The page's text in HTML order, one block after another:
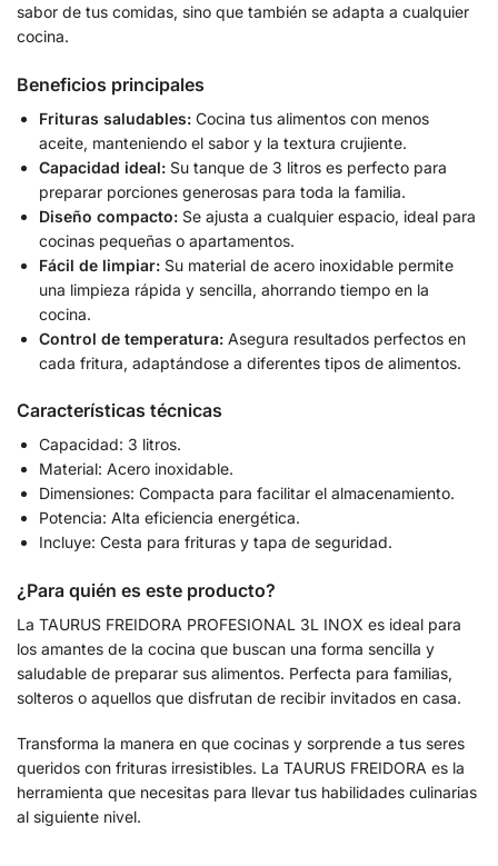
sabor de tus comidas, sino que también se adapta a cualquier
cocina.
Beneficios principales
Frituras saludables: Cocina tus alimentos con menos
aceite, manteniendo el sabor y la textura crujiente.
Capacidad ideal: Su tanque de 3 litros es perfecto para
preparar porciones generosas para toda la familia.
Diseño compacto: Se ajusta a cualquier espacio, ideal para
cocinas pequeñas o apartamentos.
Fácil de limpiar: Su material de acero inoxidable permite
una limpieza rápida y sencilla, ahorrando tiempo en la
cocina.
Control de temperatura: Asegura resultados perfectos en
cada fritura, adaptándose a diferentes tipos de alimentos.
Características técnicas
Capacidad: 3 litros.
Material: Acero inoxidable.
Dimensiones: Compacta para facilitar el almacenamiento.
Potencia: Alta eficiencia energética.
Incluye: Cesta para frituras y tapa de seguridad.
¿Para quién es este producto?
La TAURUS FREIDORA PROFESIONAL 3L INOX es ideal para
los amantes de la cocina que buscan una forma sencilla y
saludable de preparar sus alimentos. Perfecta para familias,
solteros o aquellos que disfrutan de recibir invitados en casa.
Transforma la manera en que cocinas y sorprende a tus seres
queridos con frituras irresistibles. La TAURUS FREIDORA es la
herramienta que necesitas para llevar tus habilidades culinarias
al siguiente nivel.